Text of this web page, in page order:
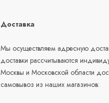
Доставка
Мы осуществляем адресную
доставки рассчитываются
Москвы и Московской области
самовывоз из наших магазинов: